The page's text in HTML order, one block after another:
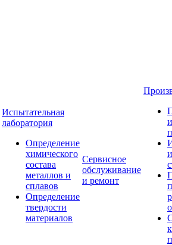
Испытательная
лаборатория
Определение
химического
состава
металлов и
сплавов
Определение
твердости
материалов
Сервисное
обслуживание
и ремонт